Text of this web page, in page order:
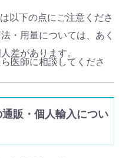
以下の点にご注意くださ
・用量については、あく
差があります。
医師に相談してくださ
販・個人輸入につい